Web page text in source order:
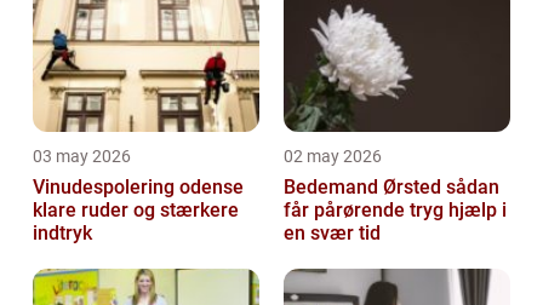
03 may 2026
Vinudespolering odense
klare ruder og stærkere
indtryk
02 may 2026
Bedemand Ørsted sådan
får pårørende tryg hjælp i
en svær tid